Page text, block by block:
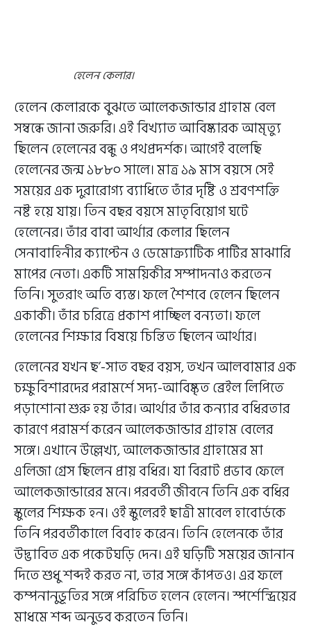
হেলেন কেলার।
হেলেন কেলারকে বুঝতে আলেকজান্ডার গ্রাহাম বেল
সম্বন্ধে জানা জরুরি। এই বিখ্যাত আবিষ্কারক আমৃত্যু
ছিলেন হেলেনের বন্ধু ও পথপ্রদর্শক। আগেই বলেছি
হেলেনের জন্ম ১৮৮০ সালে। মাত্র ১৯ মাস বয়সে সেই
সময়ের এক দুরারোগ্য ব্যাধিতে তাঁর দৃষ্টি ও শ্রবণশক্তি
নষ্ট হয়ে যায়। তিন বছর বয়সে মাতৃবিয়োগ ঘটে
হেলেনের। তাঁর বাবা আর্থার কেলার ছিলেন
সেনাবাহিনীর ক্যাপ্টেন ও ডেমোক্র‍্যাটিক পার্টির মাঝারি
মাপের নেতা। একটি সাময়িকীর সম্পাদনাও করতেন
তিনি। সুতরাং অতি ব্যস্ত। ফলে শৈশবে হেলেন ছিলেন
একাকী। তাঁর চরিত্রে প্রকাশ পাচ্ছিল বন্যতা। ফলে
হেলেনের শিক্ষার বিষয়ে চিন্তিত ছিলেন আর্থার।
হেলেনের যখন ছ’-সাত বছর বয়স, তখন আলবামার এক
চক্ষুবিশারদের পরামর্শে সদ্য-আবিষ্কৃত ব্রেইল লিপিতে
পড়াশোনা শুরু হয় তাঁর। আর্থার তাঁর কন্যার বধিরতার
কারণে পরামর্শ করেন আলেকজান্ডার গ্রাহাম বেলের
সঙ্গে। এখানে উল্লেখ্য, আলেকজান্ডার গ্রাহামের মা
এলিজা গ্রেস ছিলেন প্রায় বধির। যা বিরাট প্রভাব ফেলে
আলেকজান্ডারের মনে। পরবর্তী জীবনে তিনি এক বধির
স্কুলের শিক্ষক হন। ওই স্কুলেরই ছাত্রী মাবেল হাবোর্ডকে
তিনি পরবর্তীকালে বিবাহ করেন। তিনি হেলেনকে তাঁর
উদ্ভাবিত এক পকেটঘড়ি দেন। এই ঘড়িটি সময়ের জানান
দিতে শুধু শব্দই করত না, তার সঙ্গে কাঁপতও। এর ফলে
কম্পনানুভূতির সঙ্গে পরিচিত হলেন হেলেন। স্পর্শেন্দ্রিয়ের
মাধমে শব্দ অনুভব করতেন তিনি।